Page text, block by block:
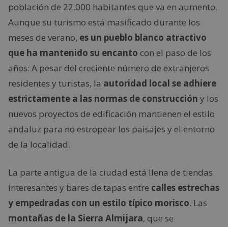
población de 22.000 habitantes que va en aumento.
Aunque su turismo está masificado durante los
meses de verano, es un pueblo blanco atractivo
que ha mantenido su encanto con el paso de los
años: A pesar del creciente número de extranjeros
residentes y turistas, la autoridad local se adhiere
estrictamente a las normas de construcción y los
nuevos proyectos de edificación mantienen el estilo
andaluz para no estropear los paisajes y el entorno
de la localidad.
La parte antigua de la ciudad está llena de tiendas
interesantes y bares de tapas entre calles estrechas
y empedradas con un estilo típico morisco. Las
montañas de la Sierra Almijara, que se